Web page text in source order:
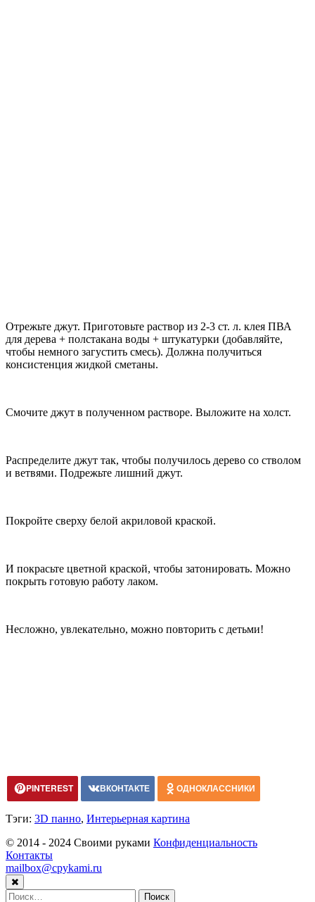
Отрежьте джут. Приготовьте раствор из 2-3 ст. л. клея ПВА
для дерева + полстакана воды + штукатурки (добавляйте,
чтобы немного загустить смесь). Должна получиться
консистенция жидкой сметаны.
Смочите джут в полученном растворе. Выложите на холст.
Распределите джут так, чтобы получилось дерево со стволом
и ветвями. Подрежьте лишний джут.
Покройте сверху белой акриловой краской.
И покрасьте цветной краской, чтобы затонировать. Можно
покрыть готовую работу лаком.
Несложно, увлекательно, можно повторить с детьми!
PINTEREST ВКОНТАКТЕ ОДНОКЛАССНИКИ
Тэги: 3D панно, Интерьерная картина
© 2014 - 2024 Своими руками Конфиденциальность
Контакты
mailbox@cpykami.ru
Найти: